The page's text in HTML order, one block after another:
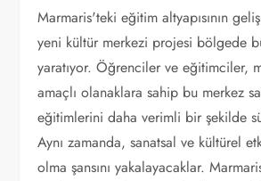
Marmaris'teki eğitim altyapısının
yeni kültür merkezi projesi bölgede
yaratıyor. Öğrenciler ve eğitimciler,
amaçlı olanaklara sahip bu merkez
eğitimlerini daha verimli bir şekilde
Aynı zamanda, sanatsal ve kültürel
olma şansını yakalayacaklar.